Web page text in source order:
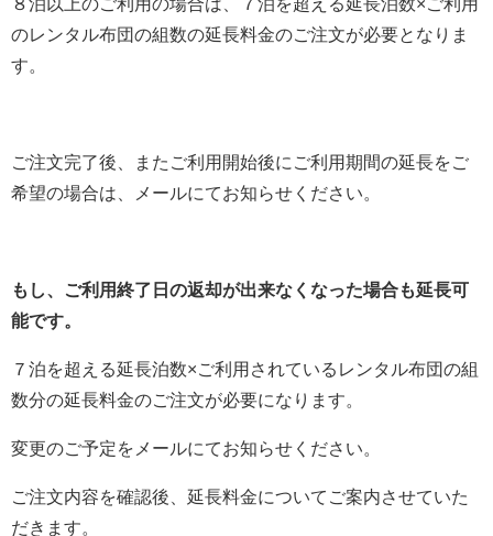
のレンタル布団の組数の延長料金のご注文が必要となりま
す。
ご注文完了後、またご利用開始後にご利用期間の延長をご
希望の場合は、メールにてお知らせください。
もし、ご利用終了日の返却が出来なくなった場合も延長可
能です。
７泊を超える延長泊数×ご利用されているレンタル布団の組
数分の延長料金のご注文が必要になります。
変更のご予定をメールにてお知らせください。
ご注文内容を確認後、延長料金についてご案内させていた
だきます。